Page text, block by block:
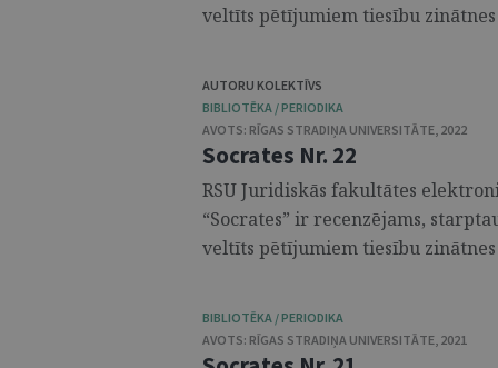
veltīts pētījumiem tiesību
AUTORU KOLEKTĪVS
BIBLIOTĒKA / PERIODIKA
AVOTS: RĪGAS STRADIŅA UNIVERSITĀTE, 2022
Socrates Nr. 22
RSU Juridiskās fakultātes
“Socrates” ir recenzējams,
veltīts pētījumiem tiesību
BIBLIOTĒKA / PERIODIKA
AVOTS: RĪGAS STRADIŅA UNIVERSITĀTE, 2021